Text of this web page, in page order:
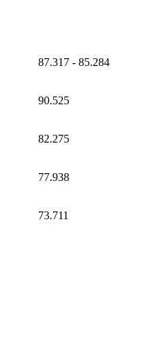
87.317 - 85.284
90.525
82.275
77.938
73.711